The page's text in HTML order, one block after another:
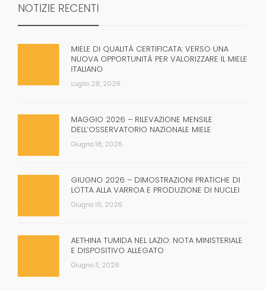
NOTIZIE RECENTI
MIELE DI QUALITÀ CERTIFICATA: VERSO UNA
NUOVA OPPORTUNITÀ PER VALORIZZARE IL MIELE
ITALIANO
Luglio 28, 2026
MAGGIO 2026 – RILEVAZIONE MENSILE
DELL’OSSERVATORIO NAZIONALE MIELE
Giugno 18, 2026
GIUGNO 2026 – DIMOSTRAZIONI PRATICHE DI
LOTTA ALLA VARROA E PRODUZIONE DI NUCLEI
Giugno 16, 2026
AETHINA TUMIDA NEL LAZIO: NOTA MINISTERIALE
E DISPOSITIVO ALLEGATO
Giugno 11, 2026